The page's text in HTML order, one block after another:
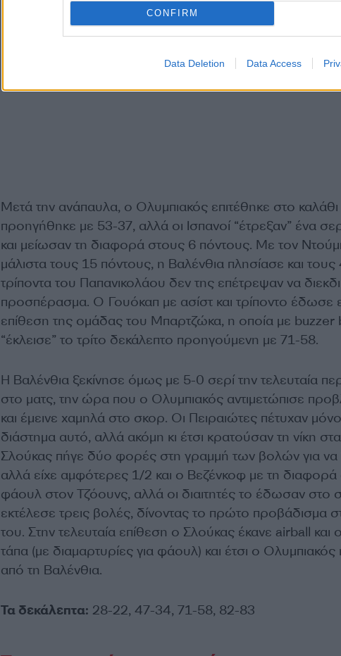
CONFIRM
Data Deletion Data Access
Μετά την ανάπαυλα, ο Ολυμπιακός επιτέθηκε στο
προηγήθηκε με 53-37, αλλά οι Ισπανοί “έτρεξαν” ένα
και μείωσαν τη διαφορά στους 6 πόντους. Με τον
μάλιστα τους 15 πόντους, η Βαλένθια πλησίασε και
τρίποντα του Παπανικολάου δεν της επέτρεψαν να
προσπέρασμα. Ο Γουόκαπ με ασίστ και τρίποντο έδωσε
επίθεση της ομάδας του Μπαρτζώκα, η οποία με
“έκλεισε” το τρίτο δεκάλεπτο προηγούμενη με 71-58.
Η Βαλένθια ξεκίνησε όμως με 5-0 σερί την τελευταία
στο ματς, την ώρα που ο Ολυμπιακός αντιμετώπισε
και έμεινε χαμηλά στο σκορ. Οι Πειραιώτες πέτυχαν
διάστημα αυτό, αλλά ακόμη κι έτσι κρατούσαν τη νίκη
Σλούκας πήγε δύο φορές στη γραμμή των βολών για να
αλλά είχε αμφότερες 1/2 και ο Βεζένκοφ με τη διαφορά
φάουλ στον Τζόουνς, αλλά οι διαιτητές το έδωσαν στο
εκτέλεσε τρεις βολές, δίνοντας το πρώτο προβάδισμα
του. Στην τελευταία επίθεση ο Σλούκας έκανε airball και
τάπα (με διαμαρτυρίες για φάουλ) και έτσι ο
από τη Βαλένθια.
Τα δεκάλεπτα: 28-22, 47-34, 71-58, 82-83